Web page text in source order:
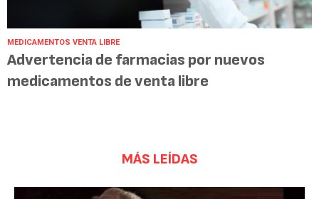
MEDICAMENTOS VENTA LIBRE
Advertencia de farmacias por nuevos
medicamentos de venta libre
MÁS LEÍDAS